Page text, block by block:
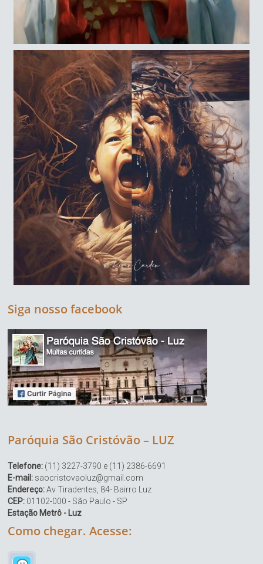
Siga nosso facebook
Paróquia São Cristóvão – LUZ
Telefone: (11) 3227-3790 e (11) 2386-6691
E-mail: saocristovaoluz@gmail.com
Endereço:Av Tiradentes, 84- Bairro Luz
CEP: 01102-000 - São Paulo - SP
Estação Metrô - Luz
Como chegar. Acesse: